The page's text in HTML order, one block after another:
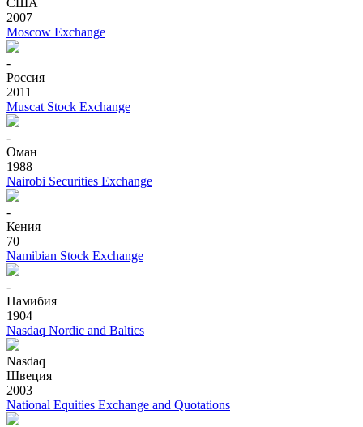
2007
Moscow Exchange
-
Россия
2011
Muscat Stock Exchange
-
Оман
1988
Nairobi Securities Exchange
-
Кения
70
Namibian Stock Exchange
-
Намибия
1904
Nasdaq Nordic and Baltics
Nasdaq
Швеция
2003
National Equities Exchange and Quotations